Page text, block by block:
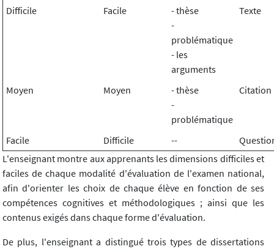
Difficile
Facile
- thèse
-
problématique
- les
arguments
Texte
Moyen Moyen
- thèse
-
problématique
Citation
Facile Difficile --
L'enseignant montre aux apprenants les dimensions difficiles et
faciles de chaque modalité d'évaluation de l'examen national,
afin d'orienter les choix de chaque élève en fonction de ses
compétences cognitives et méthodologiques ; ainsi que les
contenus exigés dans chaque forme d'évaluation.
De plus, l'enseignant a distingué trois types de dissertations